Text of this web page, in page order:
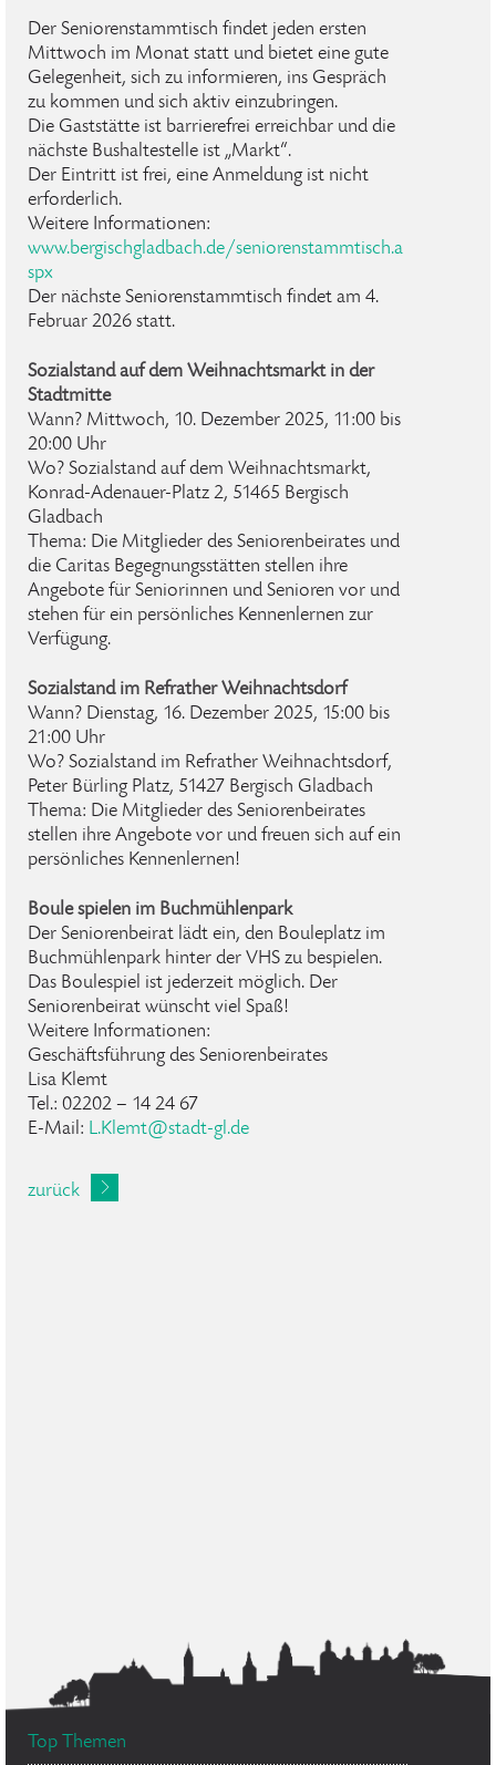
Der Seniorenstammtisch findet jeden ersten
Mittwoch im Monat statt und bietet eine gute
Gelegenheit, sich zu informieren, ins Gespräch
zu kommen und sich aktiv einzubringen.
Die Gaststätte ist barrierefrei erreichbar und die
nächste Bushaltestelle ist „Markt“.
Der Eintritt ist frei, eine Anmeldung ist nicht
erforderlich.
Weitere Informationen:
www.bergischgladbach.de/seniorenstammtisch.a
spx
Der nächste Seniorenstammtisch findet am 4.
Februar 2026 statt.
Sozialstand auf dem Weihnachtsmarkt in der
Stadtmitte
Wann? Mittwoch, 10. Dezember 2025, 11:00 bis
20:00 Uhr
Wo? Sozialstand auf dem Weihnachtsmarkt,
Konrad-Adenauer-Platz 2, 51465 Bergisch
Gladbach
Thema: Die Mitglieder des Seniorenbeirates und
die Caritas Begegnungsstätten stellen ihre
Angebote für Seniorinnen und Senioren vor und
stehen für ein persönliches Kennenlernen zur
Verfügung.
Sozialstand im Refrather Weihnachtsdorf
Wann? Dienstag, 16. Dezember 2025, 15:00 bis
21:00 Uhr
Wo? Sozialstand im Refrather Weihnachtsdorf,
Peter Bürling Platz, 51427 Bergisch Gladbach
Thema: Die Mitglieder des Seniorenbeirates
stellen ihre Angebote vor und freuen sich auf ein
persönliches Kennenlernen!
Boule spielen im Buchmühlenpark
Der Seniorenbeirat lädt ein, den Bouleplatz im
Buchmühlenpark hinter der VHS zu bespielen.
Das Boulespiel ist jederzeit möglich. Der
Seniorenbeirat wünscht viel Spaß!
Weitere Informationen:
Geschäftsführung des Seniorenbeirates
Lisa Klemt
Tel.: 02202 – 14 24 67
E-Mail: L.Klemt@stadt-gl.de
zurück
Top Themen